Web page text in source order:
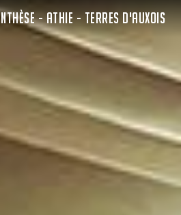
- ATHIE - TERRES D'AUXOIS